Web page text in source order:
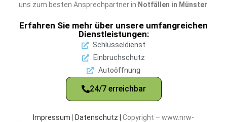
uns zum besten Ansprechpartner in Notfällen in Münster
Erfahren Sie mehr über unsere umfangreichen
Dienstleistungen:
Schlüsseldienst
Einbruchschutz
Autoöffnung
24/7 erreichbar
Impressum Datenschutz | Copyright – www.nrw-